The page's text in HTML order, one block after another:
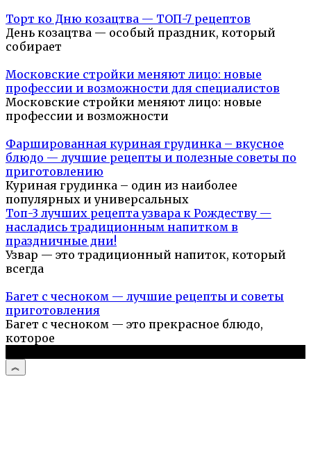
Торт ко Дню козацтва — ТОП-7 рецептов
День козацтва — особый праздник, который
собирает
Московские стройки меняют лицо: новые
профессии и возможности для специалистов
Московские стройки меняют лицо: новые
профессии и возможности
Фаршированная куриная грудинка – вкусное
блюдо — лучшие рецепты и полезные советы по
приготовлению
Куриная грудинка – один из наиболее
популярных и универсальных
Топ-3 лучших рецепта узвара к Рождеству —
насладись традиционным напитком в
праздничные дни!
Узвар — это традиционный напиток, который
всегда
Багет с чесноком — лучшие рецепты и советы
приготовления
Багет с чесноком — это прекрасное блюдо,
которое